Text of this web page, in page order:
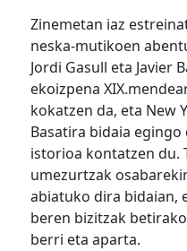
Zinemetan iaz
neska-mutikoen
Jordi Gasull eta Javier
ekoizpena
kokatzen da, eta New
Basatira bidaia
istorioa kontatzen du.
umezurtzak
abiatuko dira bidaian,
beren bizitzak
berri eta aparta.